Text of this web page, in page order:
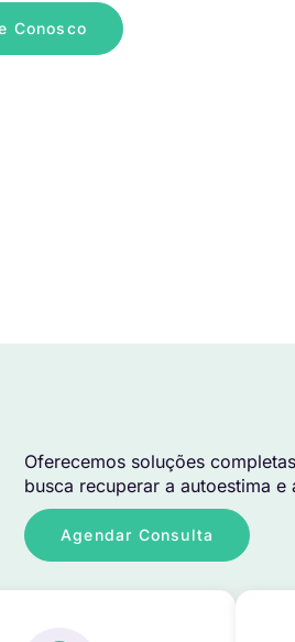
Conosco
Oferecemos soluções
busca recuperar a autoestima
Agendar Consulta